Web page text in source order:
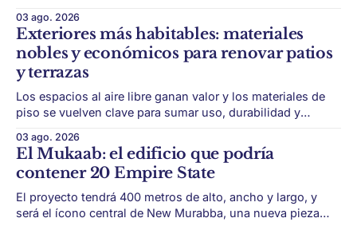
puede convertir un residuo vitivinícola en un material de
construcción. El desarrollo parte de restos de poda de vid
y micelio, la parte vegetativa de los
03 ago. 2026
Exteriores más habitables: materiales
nobles y económicos para renovar patios
y terrazas
Los espacios al aire libre ganan valor y los materiales de
piso se vuelven clave para sumar uso, durabilidad y
y terrazas se volvieron protagonistas de la vivienda.
Después de años en los que el exterior era visto como un
plus,
03 ago. 2026
El Mukaab: el edificio que podría
contener 20 Empire State
El proyecto tendrá 400 metros de alto, ancho y largo, y
será el ícono central de New Murabba, una nueva pieza